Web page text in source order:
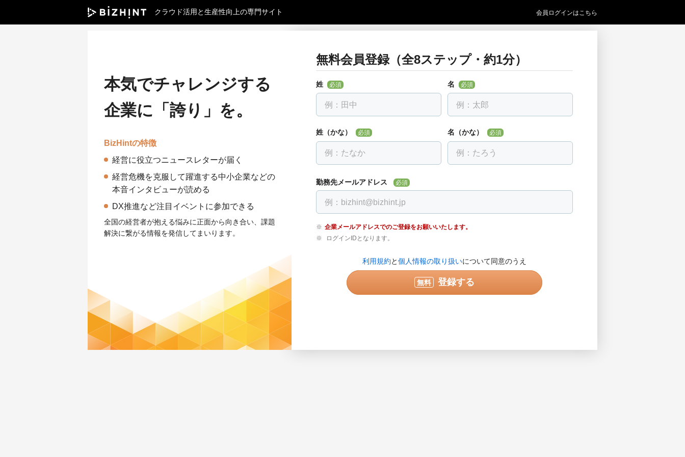
クラウド活用と生産性向上の専門サイト 会員ログインはこちら
無料会員登録（全8ステップ・約1分）
姓 必須 名 必須
姓（かな） 必須 名（かな） 必須
勤務先メールアドレス 必須
企業メールアドレスでのご登録をお願いいたします。
ログインIDとなります。
利用規約と個人情報の取り扱いについて同意のうえ
無料 登録する
お勤め先について教えて下さい 必須
会社名を入力し、下に出る候補を選んでください。見つからない場合は「該当なし」を選べま
電話番号 必須
実際に連絡可能な電話番号を半角数字で入力してください。入力例で示され
ている番号は使用できません。
本気でチャレンジする
企業に「誇り」を。
BizHintの特徴
経営に役立つニュースレターが届く
経営危機を克服して躍進する中小企業などの
本音インタビューが読める
DX推進など注目イベントに参加できる
全国の経営者が抱える悩みに正面から向き合い、課題
解決に繋がる情報を発信してまいります。